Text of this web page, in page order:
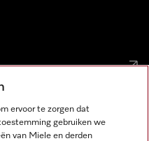
ervoor te zorgen dat
gebruiken we
van Miele en derden